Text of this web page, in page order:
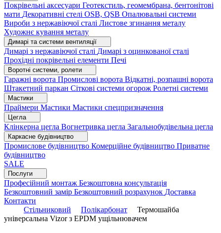
Покрівельні аксесуари Геотекстиль, геомембрана, бентонітові
мати Декоративні стелі OSB, QSB Опалювальні системи
Вироби з нержавіючої сталі Листове згинання металу
Художнє кування металу
Димарі та системи вентиляції
Димарі з нержавіючої сталі Димарі з оцинкованої сталі
Прохідні покрівельні елементи Печі
Воротні системи, ролети
Гаражні ворота Промислові ворота Відкатні, розпашні ворота
Штакетний паркан Сіткові системи огорож Ролетні системи
Мастики
Праймери Мастики Мастики спецпризначення
Цегла
Клінкерна цегла Вогнетривка цегла Загальнобудівельна цегла
Каркасне будівництво
Промислове будівництво Комерційне будівництво Приватне
будівництво
SALE
Послуги
Професійний монтаж Безкоштовна консультація
Безкоштовний замір Безкоштовний розрахунок Доставка
Контакти
Стільниковий
Полікарбонат
Термошайба
універсальна Vizor з EPDM ущільнювачем